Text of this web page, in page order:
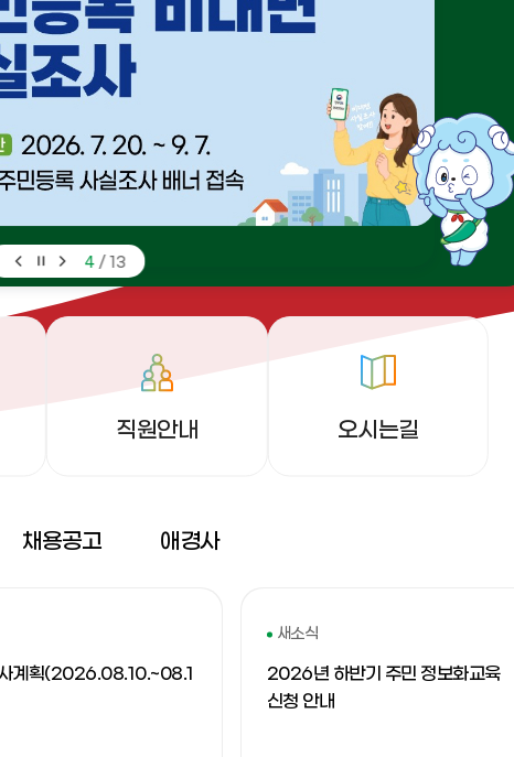
4 / 13
직원안내 오시는길
채용공고 애경사
계획(2026.08.10.~08.1
새소식
2026년 하반기 주민 정보화교육
신청 안내